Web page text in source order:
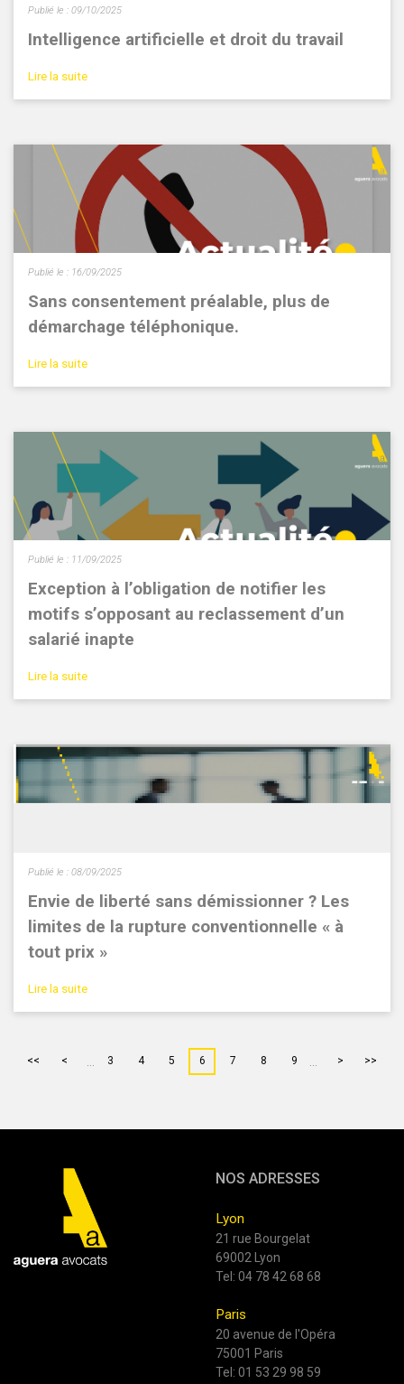
Intelligence artificielle et droit du travail
Publié le : 09/10/2025
Lire la suite
Sans consentement préalable, plus de
démarchage téléphonique.
Publié le : 16/09/2025
Lire la suite
Exception à l’obligation de notifier les
motifs s’opposant au reclassement d’un
salarié inapte
Publié le : 11/09/2025
Lire la suite
Envie de liberté sans démissionner ? Les
limites de la rupture conventionnelle « à
tout prix »
Publié le : 08/09/2025
Lire la suite
<< < 3 4 5 6 7 8 9 > >>
NOS ADRESSES
Lyon
21 rue Bourgelat
69002 Lyon
Tel: 04 78 42 68 68
Paris
20 avenue de l'Opéra
75001 Paris
Tel: 01 53 29 98 59